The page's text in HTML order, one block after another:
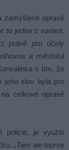
zamýšlené opravě
to jedna z variant.
právě pro účely
a městská
s tím, že
jeho slov byla pro
celkové opravě
policie, je využití
„Tam ale teprve